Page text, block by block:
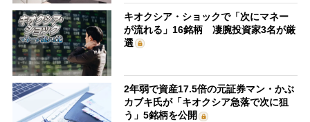
キオクシア・ショックで「次にマネー
が流れる」16銘柄 凄腕投資家3名が厳
選
2年弱で資産17.5倍の元証券マン・かぶ
カブキ氏が「キオクシア急落で次に狙
う」5銘柄を公開